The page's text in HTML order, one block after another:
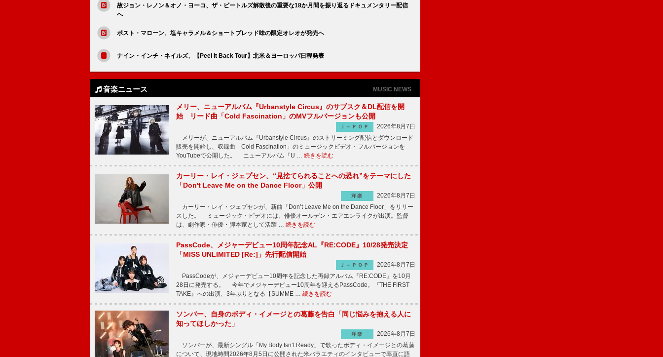
故ジョン・レノン＆オノ・ヨーコ、ザ・ビートルズ解散後の重要な18か月間を振り返るドキュメンタリー配信
へ
ポスト・マローン、塩キャラメル＆ショートブレッド味の限定オレオが発売へ
ナイン・インチ・ネイルズ、【Peel It Back Tour】北米＆ヨーロッパ日程発表
音楽ニュース MUSIC NEWS
メリー、ニューアルバム『Urbanstyle Circus』のサブスク＆DL配信を開
始 リード曲「Cold Fascination」のMVフルバージョンも公開
Ｊ－ＰＯＰ
2026年8月7日
メリーが、ニューアルバム『Urbanstyle Circus』のストリーミング配信とダウンロード
販売を開始し、収録曲「Cold Fascination」のミュージックビデオ・フルバージョンを
YouTubeで公開した。 ニューアルバム『U … 続きを読む
カーリー・レイ・ジェプセン、“見捨てられることへの恐れ”をテーマにした
「Don't Leave Me on the Dance Floor」公開
洋楽
2026年8月7日
カーリー・レイ・ジェプセンが、新曲「Don’t Leave Me on the Dance Floor」をリリー
スした。 ミュージック・ビデオには、俳優オールデン・エアエンライクが出演。監督
は、劇作家・俳優・脚本家として活躍 … 続きを読む
PassCode、メジャーデビュー10周年記念AL『RE:CODE』10/28発売決定
「MISS UNLIMITED [Re:]」先行配信開始
Ｊ－ＰＯＰ
2026年8月7日
PassCodeが、メジャーデビュー10周年を記念した再録アルバム『RE:CODE』を10月
28日に発売する。 今年でメジャーデビュー10周年を迎えるPassCode。『THE FIRST
TAKE』への出演、3年ぶりとなる【SUMME … 続きを読む
ソンバー、自身のボディ・イメージとの葛藤を告白「同じ悩みを抱える人に
知ってほしかった」
洋楽
2026年8月7日
ソンバーが、最新シングル「My Body Isn’t Ready」で歌ったボディ・イメージとの葛藤
について、現地時間2026年8月5日に公開された米バラエティのインタビューで率直に語